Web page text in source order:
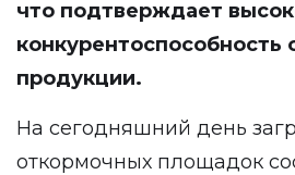
что подтверждает
конкурентоспособность
продукции.
На сегодняшний день
откормочных площадок